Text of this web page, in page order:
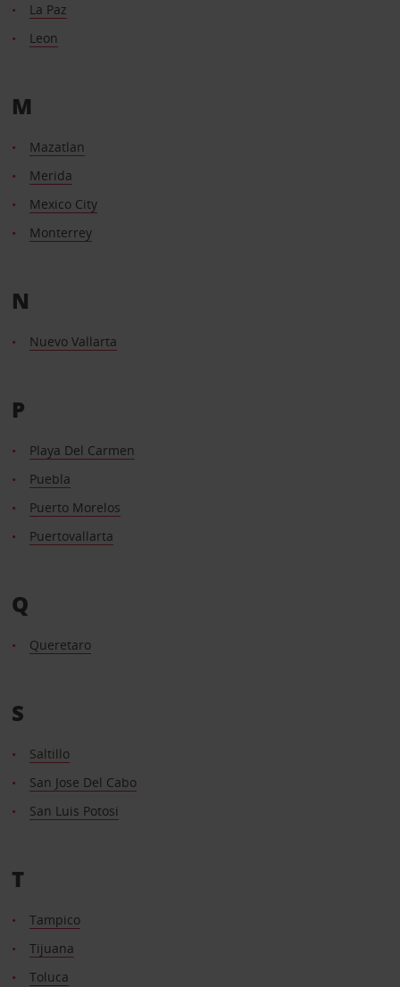
La Paz
Leon
M
Mazatlan
Merida
Mexico City
Monterrey
N
Nuevo Vallarta
P
Playa Del Carmen
Puebla
Puerto Morelos
Puertovallarta
Q
Queretaro
S
Saltillo
San Jose Del Cabo
San Luis Potosi
T
Tampico
Tijuana
Toluca